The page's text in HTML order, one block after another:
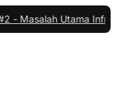
Utama Infrastruktur